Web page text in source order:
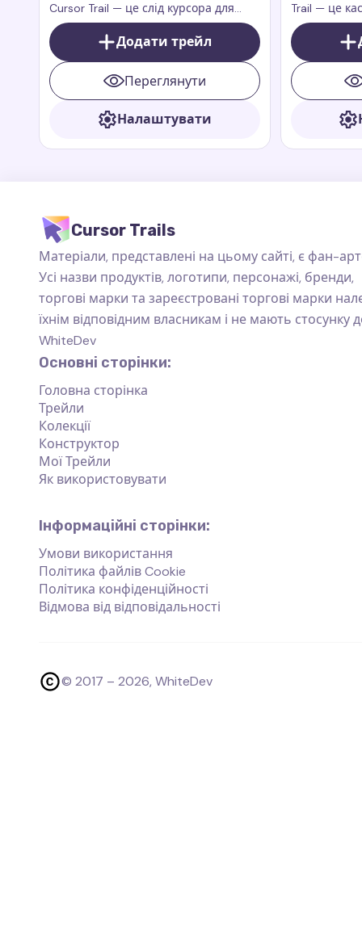
Cursor Trail — це слід курсора для
миші, який додає енергію, веселощі
та чарівність вашого браузера.
Додати трейл
Переглянути
Налаштувати
Trail — це
натхнений
шоу
Cursor Trails
Матеріали, представлені на цьому сайті, є фан-
Усі назви продуктів, логотипи, персонажі, бренди,
торгові марки та зареєстровані торгові марки
їхнім відповідним власникам і не мають стосунку
WhiteDev
Основні сторінки:
Головна сторінка
Трейли
Колекції
Конструктор
Мої Трейли
Як використовувати
Інформаційні сторінки:
Умови використання
Політика файлів Cookie
Політика конфіденційності
Відмова від відповідальності
© 2017 – 2026, WhiteDev